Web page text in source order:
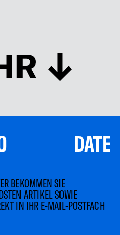
DATE
BEKOMMEN SIE
ARTIKEL SOWIE
IN IHR E-MAIL-POSTFACH